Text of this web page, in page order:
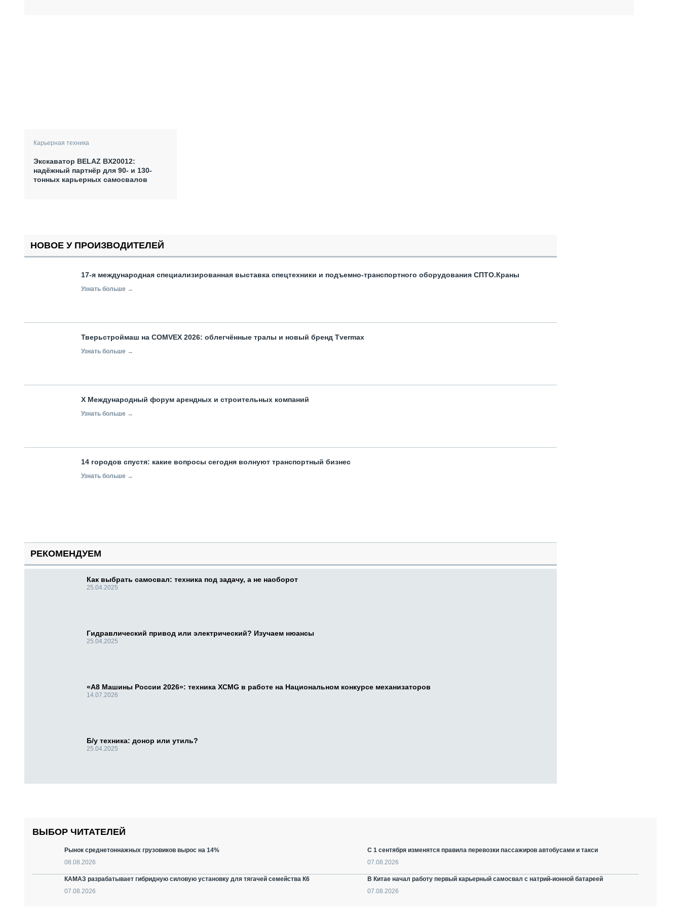
Карьерная техника
Экскаватор BELAZ BX20012:
надёжный партнёр для 90- и 130-
тонных карьерных самосвалов
НОВОЕ У ПРОИЗВОДИТЕЛЕЙ
17-я международная специализированная выставка спецтехники и подъемно-транспортного оборудования СПТО.Краны
Узнать больше →
Тверьстроймаш на COMVEX 2026: облегчённые тралы и новый бренд Tvermax
Узнать больше →
X Международный форум арендных и строительных компаний
Узнать больше →
14 городов спустя: какие вопросы сегодня волнуют транспортный бизнес
Узнать больше →
РЕКОМЕНДУЕМ
Как выбрать самосвал: техника под задачу, а не наоборот
25.04.2025
Гидравлический привод или электрический? Изучаем нюансы
25.04.2025
«А8 Машины России 2026»: техника XCMG в работе на Национальном конкурсе механизаторов
14.07.2026
Б/у техника: донор или утиль?
25.04.2025
ВЫБОР ЧИТАТЕЛЕЙ
Рынок среднетоннажных грузовиков вырос на 14%
08.08.2026
С 1 сентября изменятся правила перевозки пассажиров автобусами и такси
07.08.2026
КАМАЗ разрабатывает гибридную силовую установку для тягачей семейства К6
07.08.2026
В Китае начал работу первый карьерный самосвал с натрий-ионной батареей
07.08.2026